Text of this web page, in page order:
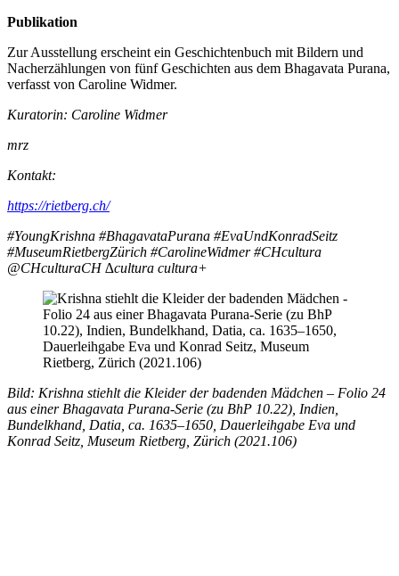
Publikation
Zur Ausstellung erscheint ein Geschichtenbuch mit Bildern und
Nacherzählungen von fünf Geschichten aus dem Bhagavata Purana,
verfasst von Caroline Widmer.
Kuratorin: Caroline Widmer
mrz
Kontakt:
https://rietberg.ch/
#YoungKrishna #BhagavataPurana #EvaUndKonradSeitz
#MuseumRietbergZürich #CarolineWidmer #CHcultura
@CHculturaCH ∆cultura cultura+
Bild: Krishna stiehlt die Kleider der badenden Mädchen – Folio 24
aus einer Bhagavata Purana-Serie (zu BhP 10.22), Indien,
Bundelkhand, Datia, ca. 1635–1650, Dauerleihgabe Eva und
Konrad Seitz, Museum Rietberg, Zürich (2021.106)